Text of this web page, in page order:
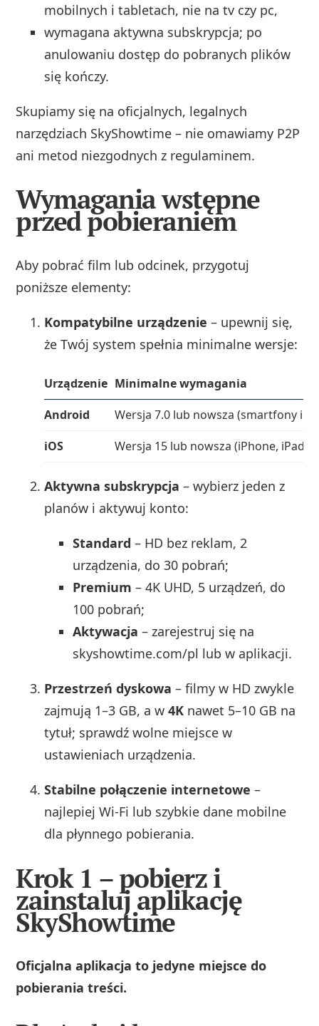
mobilnych i tabletach, nie na tv czy pc,
wymagana aktywna subskrypcja; po
anulowaniu dostęp do pobranych plików
się kończy.
Skupiamy się na oficjalnych, legalnych
narzędziach SkyShowtime – nie omawiamy P2P
ani metod niezgodnych z regulaminem.
Wymagania wstępne
przed pobieraniem
Aby pobrać film lub odcinek, przygotuj
poniższe elementy:
Kompatybilne urządzenie – upewnij się,
że Twój system spełnia minimalne wersje:
Urządzenie Minimalne wymagania
Android
Wersja 7.0 lub nowsza (smartfony i
iOS
Wersja 15 lub nowsza (iPhone, iPad)
Aktywna subskrypcja – wybierz jeden z
planów i aktywuj konto:
Standard – HD bez reklam, 2
urządzenia, do 30 pobrań;
Premium – 4K UHD, 5 urządzeń, do
100 pobrań;
Aktywacja – zarejestruj się na
skyshowtime.com/pl lub w aplikacji.
Przestrzeń dyskowa – filmy w HD zwykle
zajmują 1–3 GB, a w4K nawet 5–10 GB na
tytuł; sprawdź wolne miejsce w
ustawieniach urządzenia.
Stabilne połączenie internetowe –
najlepiej Wi‑Fi lub szybkie dane mobilne
dla płynnego pobierania.
Krok 1 – pobierz i
zainstaluj aplikację
SkyShowtime
Oficjalna aplikacja to jedyne miejsce do
pobierania treści.